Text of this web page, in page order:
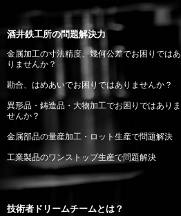
酒井鉄工所の問題解決力
金属加工の寸法精度、幾何公差でお困りではあ
りませんか？
勘合、はめあいでお困りではありませんか？
異形品・鋳造品・大物加工でお困りではありま
せんか？
金属部品の量産加工・ロット生産で問題解決
工業製品のワンストップ生産で問題解決
技術者ドリームチームとは？